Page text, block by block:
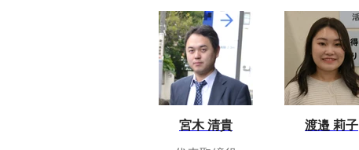
宮木 清貴 渡邉 莉子